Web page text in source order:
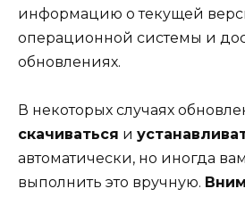
информацию о текущей
операционной системы и
обновлениях.
В некоторых случаях
скачиваться и
автоматически, но иногда
выполнить это вручную.